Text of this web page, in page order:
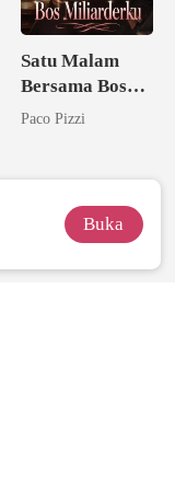
Satu Malam
Bersama Bos
Miliarderku
Paco Pizzi
Buka